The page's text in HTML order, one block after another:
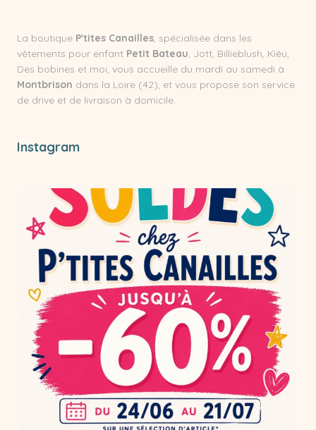
La boutique P'tites Canailles, spécialisée dans les
vêtements pour enfant Petit Bateau, Jott, Billieblush, Kiêu,
Des bobines et moi, vous accueille du mardi au samedi à
Montbrison dans la Loire (42), et vous propose son service
de drive et de livraison à domicile.
Instagram